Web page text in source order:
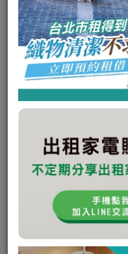
我的狀態: 正常
未回應次數: 0
取消次數: 0